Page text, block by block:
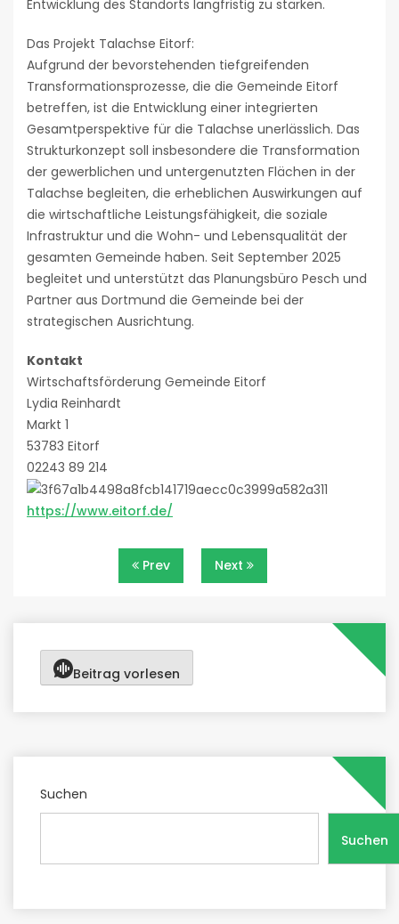
Entwicklung des Standorts langfristig zu stärken.
Das Projekt Talachse Eitorf:
Aufgrund der bevorstehenden tiefgreifenden
Transformationsprozesse, die die Gemeinde Eitorf
betreffen, ist die Entwicklung einer integrierten
Gesamtperspektive für die Talachse unerlässlich. Das
Strukturkonzept soll insbesondere die Transformation
der gewerblichen und untergenutzten Flächen in der
Talachse begleiten, die erheblichen Auswirkungen auf
die wirtschaftliche Leistungsfähigkeit, die soziale
Infrastruktur und die Wohn- und Lebensqualität der
gesamten Gemeinde haben. Seit September 2025
begleitet und unterstützt das Planungsbüro Pesch und
Partner aus Dortmund die Gemeinde bei der
strategischen Ausrichtung.
Kontakt
Wirtschaftsförderung Gemeinde Eitorf
Lydia Reinhardt
Markt 1
53783 Eitorf
02243 89 214
https://www.eitorf.de/
Beitragsnavigation
Prev Next
Beitrag vorlesen
Suchen
Suchen